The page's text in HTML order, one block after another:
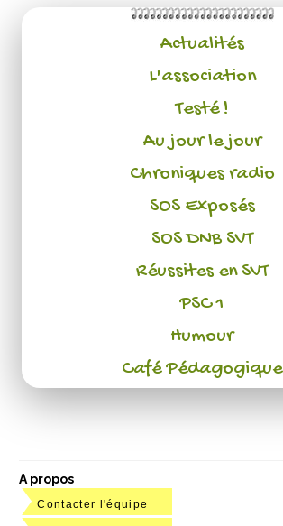
Actualités
L'association
Testé !
Au jour le jour
Chroniques radio
SOS Exposés
SOS DNB SVT
Réussites en SVT
PSC 1
Humour
Café Pédagogique
A propos
Contacter l'équipe